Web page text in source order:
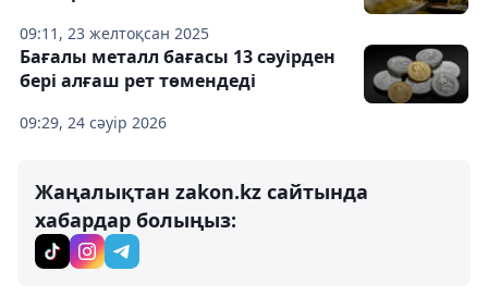
09:11, 23 желтоқсан 2025
09:29, 24 сәуір 2026
Бағалы металл бағасы 13 сәуірден
бері алғаш рет төмендеді
Жаңалықтан zakon.kz сайтында
хабардар болыңыз: